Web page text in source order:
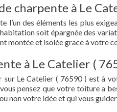
charpente à Le
l’un des éléments les plus
soit épargnée des
montée et isolée grace à votre
à Le Catelier (
Le Catelier ( 76590 ) est à
pensez que votre toiture a
non votre idée et qui vous